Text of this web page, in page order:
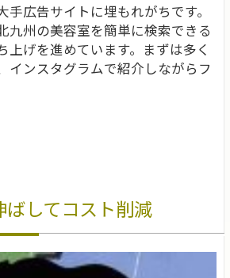
広告サイトに埋もれがちです。
九州の美容室を簡単に検索できる
上げを進めています。まずは多く
インスタグラムで紹介しながらフ
ばしてコスト削減